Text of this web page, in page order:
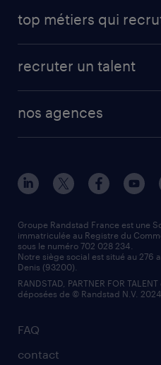
créer un compte candidat
app talent / portail web
top métiers qui
manutentionnaire
assistant administratif
comptable
recruter un talent
solutions opérationnelles
contact entreprise
faq intérim / recrutement
nos agences
nos agences par ville
nos agences par région
nos cabinets de
FAQ
contact
Groupe Randstad France est une
immatriculée au Registre du
sous le numéro 702 028 234.
Notre siège social est situé au 276
Denis (93200).
RANDSTAD, PARTNER FOR TALENT
déposées de © Randstad N.V. 2024.